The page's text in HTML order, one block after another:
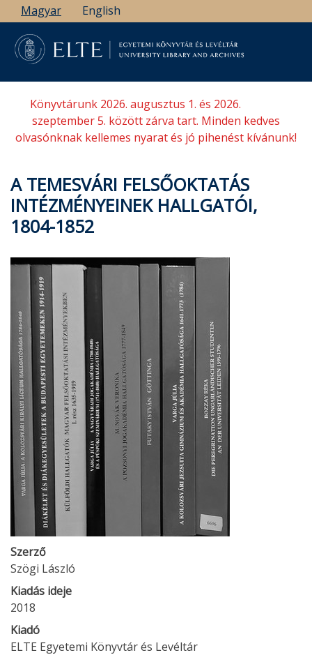
Ugrás
a
tartalomra
Magyar English
Könyvtárunk 2026. augusztus 1. és 2026.
szeptember 5. között zárva tart. Minden kedves
olvasónknak kellemes nyarat és jó pihenést kívánunk!
A TEMESVÁRI FELSŐOKTATÁS
INTÉZMÉNYEINEK HALLGATÓI,
1804-1852
Szerző
Szögi László
Kiadás ideje
2018
Kiadó
ELTE Egyetemi Könyvtár és Levéltár